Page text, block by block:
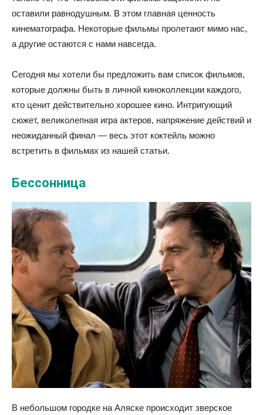
оставили равнодушным. В этом главная ценность
кинематографа. Некоторые фильмы пролетают мимо нас,
а другие остаются с нами навсегда.
Сегодня мы хотели бы предложить вам список фильмов,
которые должны быть в личной киноколлекции каждого,
кто ценит действительно хорошее кино. Интригующий
сюжет, великолепная игра актеров, напряжение действий и
неожиданный финал — весь этот коктейль можно
встретить в фильмах из нашей статьи.
Бессонница
В небольшом городке на Аляске происходит зверское